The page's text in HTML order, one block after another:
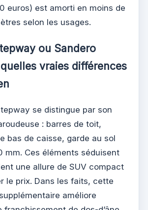
euros) est amorti en moins de
selon les usages.
ou Sandero
vraies différences
se distingue par son
: barres de toit,
bas de caisse, garde au sol
mm. Ces éléments séduisent
une allure de SUV compact
le prix. Dans les faits, cette
améliore